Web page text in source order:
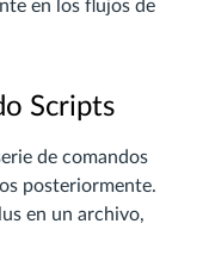
en los flujos de
Scripts
de comandos
posteriormente.
en un archivo,